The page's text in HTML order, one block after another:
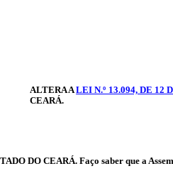
ALTERA ALEI N.º 13.094, DE 12
CEARÁ.
DO CEARÁ. Faço saber que a